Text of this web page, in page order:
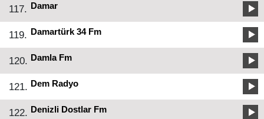
117. Damar
119. Damartürk 34 Fm
120. Damla Fm
121. Dem Radyo
122. Denizli Dostlar Fm